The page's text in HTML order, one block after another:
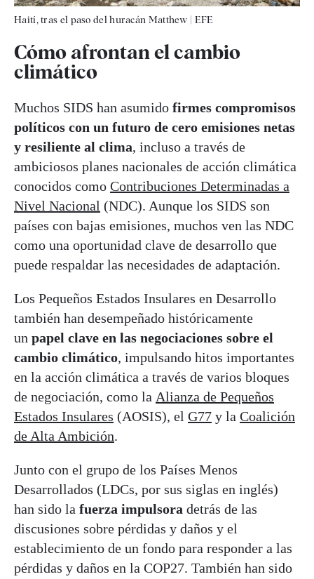
Haití, tras el paso del huracán Matthew | EFE
Cómo afrontan el cambio
climático
Muchos SIDS han asumido firmes compromisos
políticos con un futuro de cero emisiones netas
y resiliente al clima, incluso a través de
ambiciosos planes nacionales de acción climática
conocidos como Contribuciones Determinadas a
Nivel Nacional (NDC). Aunque los SIDS son
países con bajas emisiones, muchos ven las NDC
como una oportunidad clave de desarrollo que
puede respaldar las necesidades de adaptación.
Los Pequeños Estados Insulares en Desarrollo
también han desempeñado históricamente
un papel clave en las negociaciones sobre el
cambio climático, impulsando hitos importantes
en la acción climática a través de varios bloques
de negociación, como la Alianza de Pequeños
Estados Insulares (AOSIS), el G77 y la Coalición
de Alta Ambición.
Junto con el grupo de los Países Menos
Desarrollados (LDCs, por sus siglas en inglés)
han sido la fuerza impulsora detrás de las
discusiones sobre pérdidas y daños y el
establecimiento de un fondo para responder a las
pérdidas y daños en la COP27. También han sido